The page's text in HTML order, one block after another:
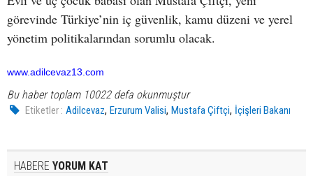
görevinde Türkiye’nin iç güvenlik, kamu düzeni ve yerel
yönetim politikalarından sorumlu olacak.
www.adilcevaz13.com
Bu haber toplam 10022 defa okunmuştur
Etiketler : Adilcevaz,Erzurum Valisi,Mustafa Çiftçi, İçişleri Bakanı
HABERE YORUM KAT